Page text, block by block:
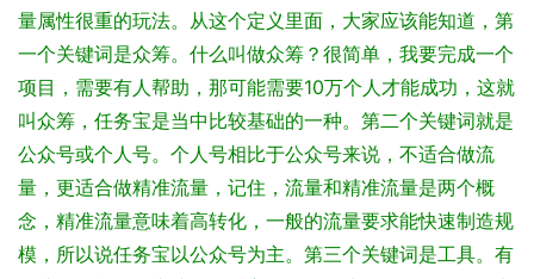
量属性很重的玩法。 从这个定义里面，大家应该能知道，第
一个关键词是众筹。什么叫做众筹？很简单，我要完成一个
项目，需要有人帮助，那可能需要10万个人才能成功，这就
叫众筹，任务宝是当中比较基础的一种。 第二个关键词就是
公众号或个人号。个人号相比于公众号来说，不适合做流
量，更适合做精准流量，记住，流量和精准流量是两个概
念，精准流量意味着高转化，一般的流量要求能快速制造规
模，所以说任务宝以公众号为主。 第三个关键词是工具。有